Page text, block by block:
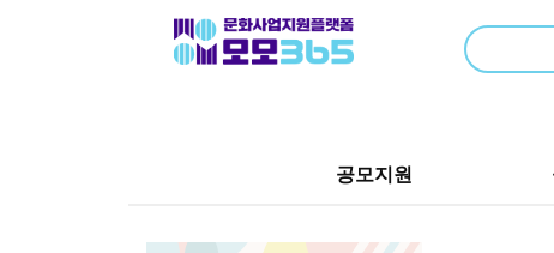
공모지원